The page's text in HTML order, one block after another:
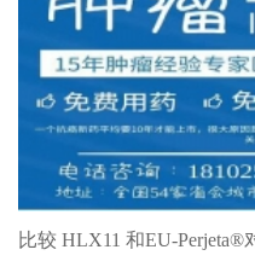
比较 HLX11 和EU-Perjeta®